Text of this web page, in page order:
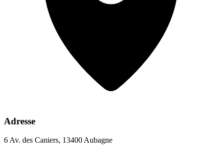
Adresse
6 Av. des Caniers, 13400 Aubagne